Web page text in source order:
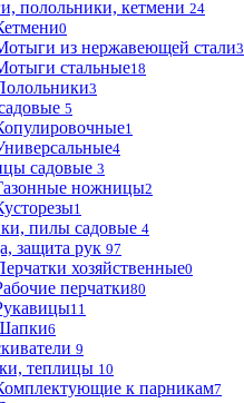
полольники, кетмени 24
0
из нержавеющей стали3
стальные18
3
5
1
4
садовые 3
ножницы2
1
пилы садовые 4
защита рук 97
хозяйственные0
перчатки80
11
6
9
теплицы 10
к парникам7